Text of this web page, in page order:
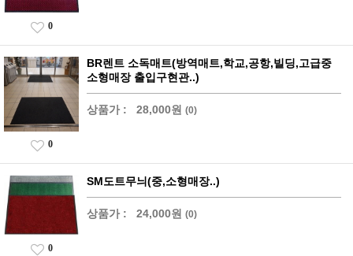
0
BR렌트 소독매트(방역매트,학교,공항,빌딩,고급중
소형매장 출입구현관..)
상품가 : 28,000원 (0)
0
SM도트무늬(중,소형매장..)
상품가 : 24,000원 (0)
0